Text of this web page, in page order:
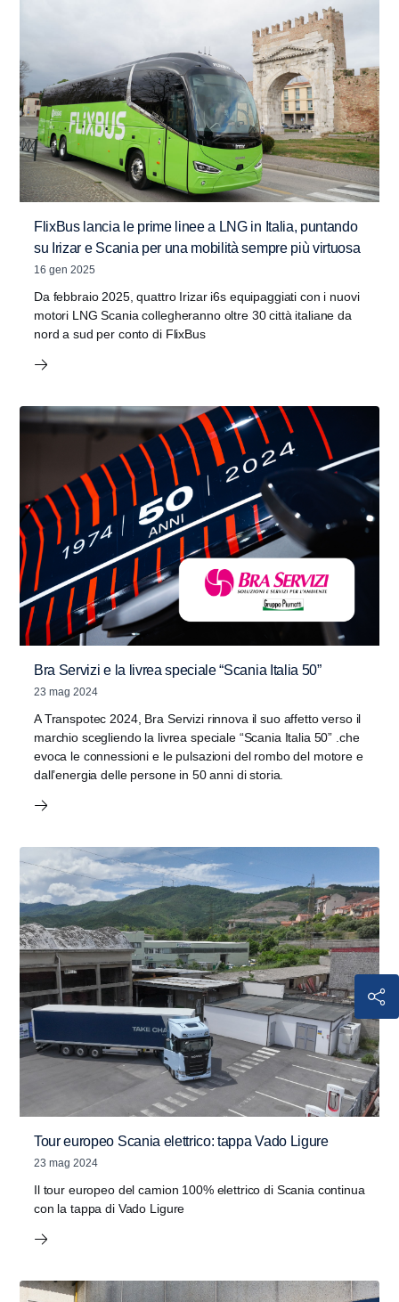
FlixBus lancia le prime linee a LNG in Italia, puntando
su Irizar e Scania per una mobilità sempre più virtuosa
16 gen 2025
Da febbraio 2025, quattro Irizar i6s equipaggiati con i nuovi
motori LNG Scania collegheranno oltre 30 città italiane da
nord a sud per conto di FlixBus
Bra Servizi e la livrea speciale “Scania Italia 50”
23 mag 2024
A Transpotec 2024, Bra Servizi rinnova il suo affetto verso il
marchio scegliendo la livrea speciale “Scania Italia 50” .che
evoca le connessioni e le pulsazioni del rombo del motore e
dall’energia delle persone in 50 anni di storia.
Tour europeo Scania elettrico: tappa Vado Ligure
23 mag 2024
Il tour europeo del camion 100% elettrico di Scania continua
con la tappa di Vado Ligure